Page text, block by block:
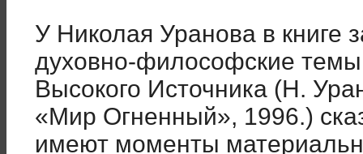
У Николая Уранова в книге
духовно-философские
Высокого Источника (Н.
«Мир Огненный», 1996.)
имеют моменты